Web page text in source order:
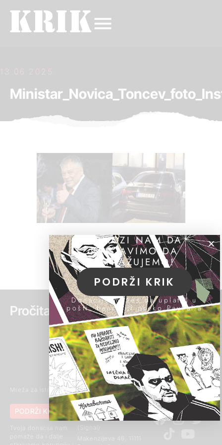
13.06.2025.
Pročitaj još:
Mreža za istraživanje kriminala i korupcije
011 420 43 04
062 85 03 266
(Signal)
Makenzijeva 46, 11111
PODRŽI KRIK
pomaže da i dalje
POMOZI NAM DA
NASTAVIMO DA
ISTRAŽUJEMO!
PODRŽI KRIK
Donacije možeš da uplatiš u
pošti, banci ili preko PayPal-a